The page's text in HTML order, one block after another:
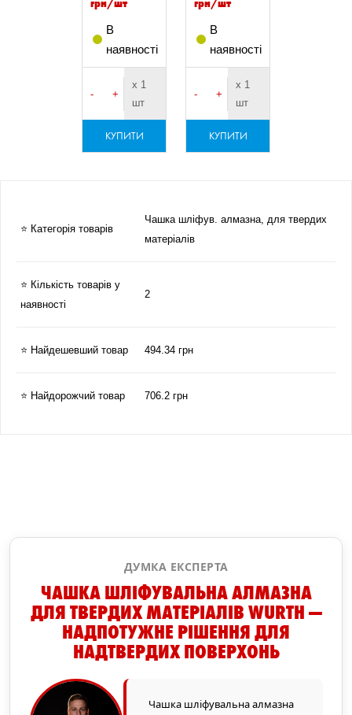
В
наявності
- +
х 1
шт
КУПИТИ
В
наявності
- +
х 1
шт
КУПИТИ
⭐ Категорія товарів
Чашка шліфув. алмазна, для твердих
матеріалів
⭐ Кількість товарів у
наявності
2
⭐ Найдешевший товар 494.34 грн
⭐ Найдорожчий товар 706.2 грн
ДУМКА ЕКСПЕРТА
ЧАШКА ШЛІФУВАЛЬНА АЛМАЗНА
ДЛЯ ТВЕРДИХ МАТЕРІАЛІВ WURTH —
НАДПОТУЖНЕ РІШЕННЯ ДЛЯ
НАДТВЕРДИХ ПОВЕРХОНЬ
Чашка шліфувальна алмазна